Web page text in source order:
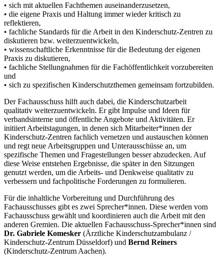
• sich mit aktuellen Fachthemen auseinanderzusetzen,
• die eigene Praxis und Haltung immer wieder kritisch zu
reflektieren,
• fachliche Standards für die Arbeit in den Kinderschutz-Zentren zu
diskutieren bzw. weiterzuentwickeln,
• wissenschaftliche Erkenntnisse für die Bedeutung der eigenen
Praxis zu diskutieren,
• fachliche Stellungnahmen für die Fachöffentlichkeit vorzubereiten
und
• sich zu spezifischen Kinderschutzthemen gemeinsam fortzubilden.
Der Fachausschuss hilft auch dabei, die Kinderschutzarbeit
qualitativ weiterzuentwickeln. Er gibt Impulse und Ideen für
verbandsinterne und öffentliche Angebote und Aktivitäten. Er
initiiert Arbeitstagungen, in denen sich Mitarbeiter*innen der
Kinderschutz-Zentren fachlich vernetzen und austauschen können
und regt neue Arbeitsgruppen und Unterausschüsse an, um
spezifische Themen und Fragestellungen besser abzudecken. Auf
diese Weise entstehen Ergebnisse, die später in den Sitzungen
genutzt werden, um die Arbeits- und Denkweise qualitativ zu
verbessern und fachpolitische Forderungen zu formulieren.
Für die inhaltliche Vorbereitung und Durchführung des
Fachausschusses gibt es zwei Sprecher*innen. Diese werden vom
Fachausschuss gewählt und koordinieren auch die Arbeit mit den
anderen Gremien. Die aktuellen Fachausschuss-Sprecher*innen sind
Dr. Gabriele Komesker (Ärztliche Kinderschutzambulanz /
Kinderschutz-Zentrum Düsseldorf) und Bernd Reiners
(Kinderschutz-Zentrum Aachen).